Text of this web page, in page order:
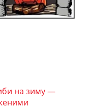
на зиму —